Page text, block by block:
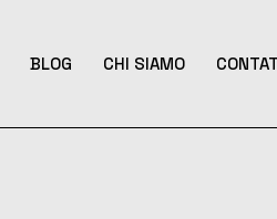
BLOG CHI SIAMO